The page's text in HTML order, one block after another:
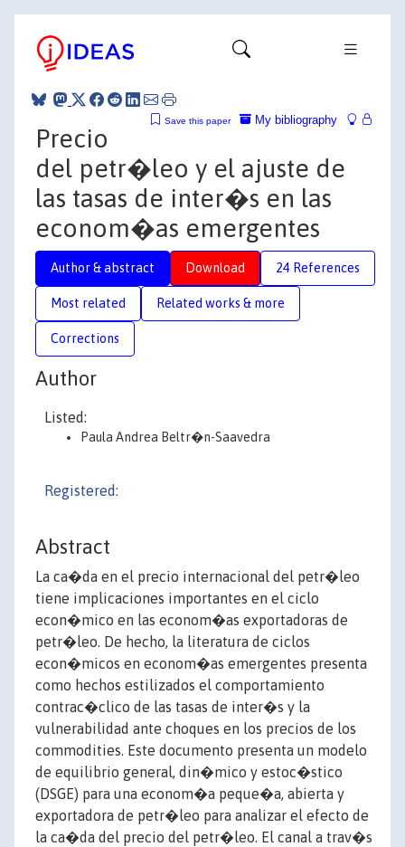
My bibliography
Save this paper
Precio
del petr�leo y el ajuste de
las tasas de inter�s en las
econom�as emergentes
Author & abstract Download 24 References
Most related Related works & more
Corrections
Author
Listed:
Paula Andrea Beltr�n-Saavedra
Registered:
Abstract
La ca�da en el precio internacional del petr�leo
tiene implicaciones importantes en el ciclo
econ�mico en las econom�as exportadoras de
petr�leo. De hecho, la literatura de ciclos
econ�micos en econom�as emergentes presenta
como hechos estilizados el comportamiento
contrac�clico de las tasas de inter�s y la
vulnerabilidad ante choques en los precios de los
commodities. Este documento presenta un modelo
de equilibrio general, din�mico y estoc�stico
(DSGE) para una econom�a peque�a, abierta y
exportadora de petr�leo para analizar el efecto de
la ca�da del precio del petr�leo. El canal a trav�s